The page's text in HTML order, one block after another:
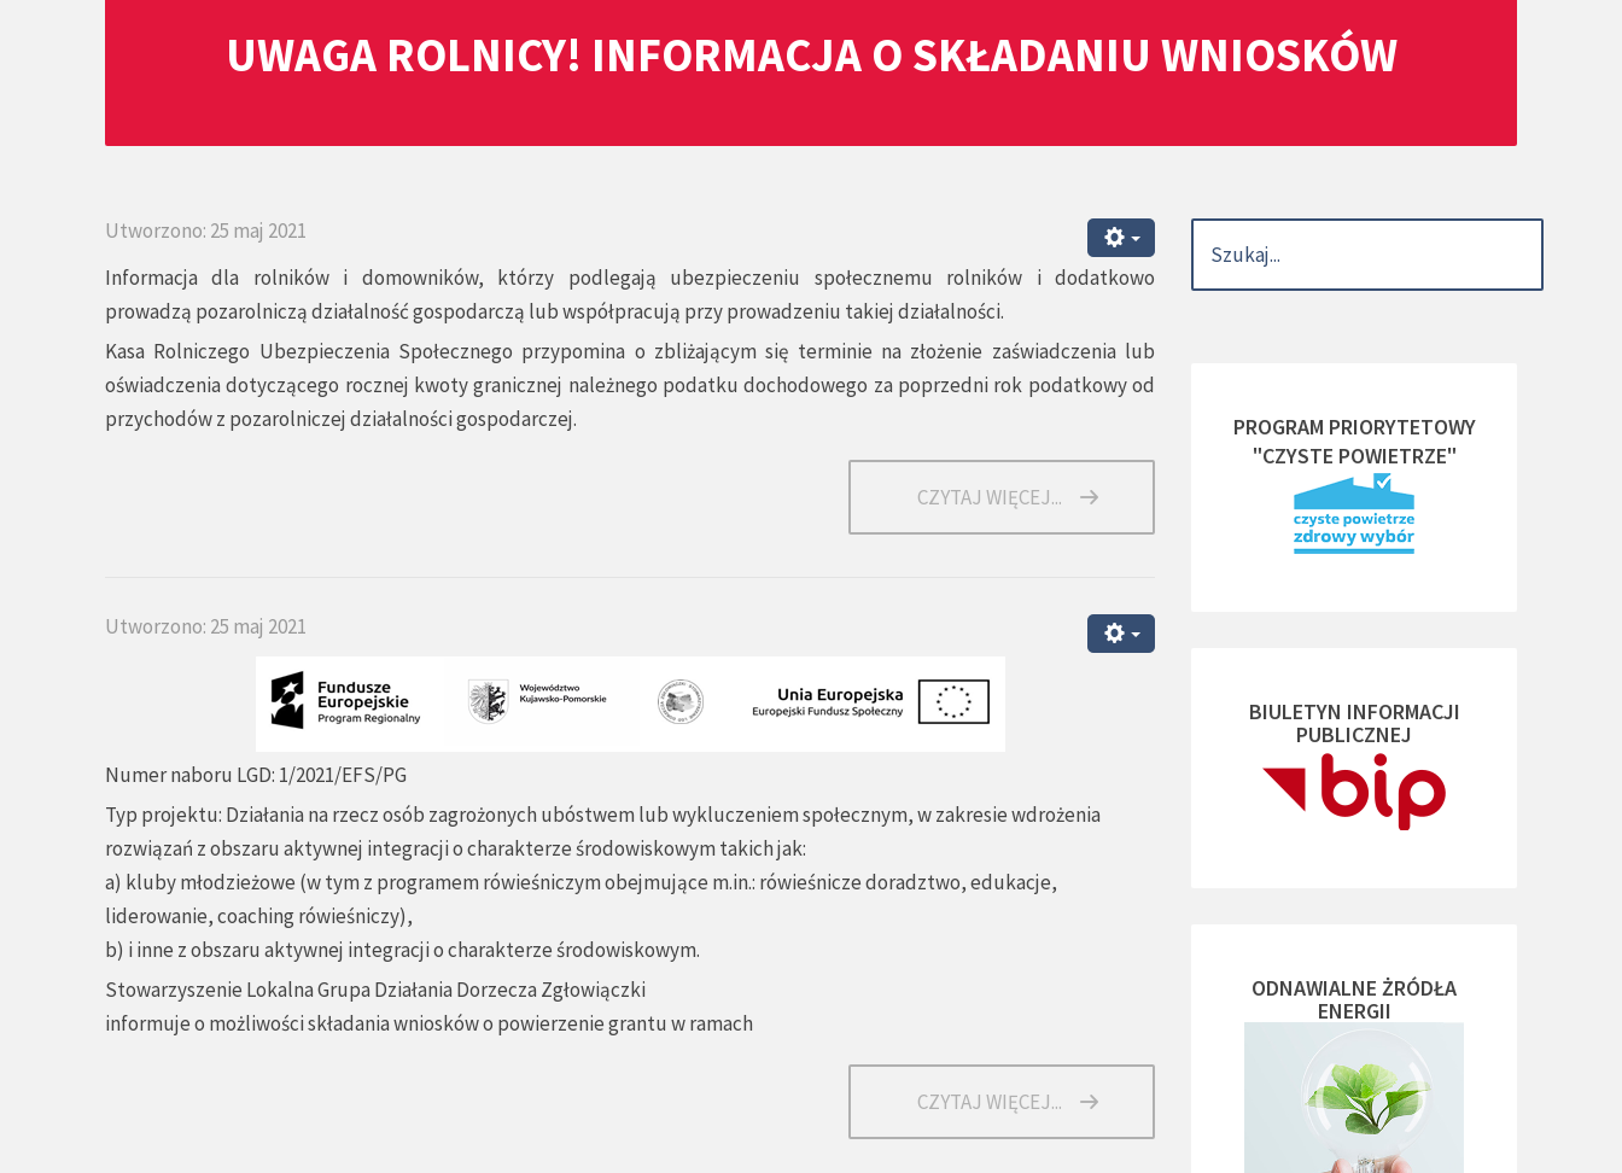
UWAGA ROLNICY! INFORMACJA O SKŁADANIU WNIOSKÓW
Utworzono: 25 maj 2021
Informacja dla rolników i domowników, którzy podlegają ubezpieczeniu społecznemu rolników i dodatkowo
prowadzą pozarolniczą działalność gospodarczą lub współpracują przy prowadzeniu takiej działalności.
Kasa Rolniczego Ubezpieczenia Społecznego przypomina o zbliżającym się terminie na złożenie zaświadczenia lub
oświadczenia dotyczącego rocznej kwoty granicznej należnego podatku dochodowego za poprzedni rok podatkowy od
przychodów z pozarolniczej działalności gospodarczej.
CZYTAJ WIĘCEJ...
Utworzono: 25 maj 2021
Numer naboru LGD: 1/2021/EFS/PG
Typ projektu: Działania na rzecz osób zagrożonych ubóstwem lub wykluczeniem społecznym, w zakresie wdrożenia
rozwiązań z obszaru aktywnej integracji o charakterze środowiskowym takich jak:
a) kluby młodzieżowe (w tym z programem rówieśniczym obejmujące m.in.: rówieśnicze doradztwo, edukacje,
liderowanie, coaching rówieśniczy),
b) i inne z obszaru aktywnej integracji o charakterze środowiskowym.
Stowarzyszenie Lokalna Grupa Działania Dorzecza Zgłowiączki
informuje o możliwości składania wniosków o powierzenie grantu w ramach
CZYTAJ WIĘCEJ...
PROGRAM PRIORYTETOWY
"CZYSTE POWIETRZE"
BIULETYN INFORMACJI
PUBLICZNEJ
ODNAWIALNE ŻRÓDŁA
ENERGII